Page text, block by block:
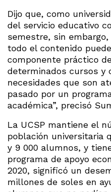
Dijo que, como
del servicio educativo
semestre, sin
todo el contenido
componente práctico
determinados cursos y
necesidades que son
pasado por un
académica”, precisó
La UCSP mantiene el
población universitaria
y 9 000 alumnos, y
programa de apoyo
2020, significó un
millones de soles en